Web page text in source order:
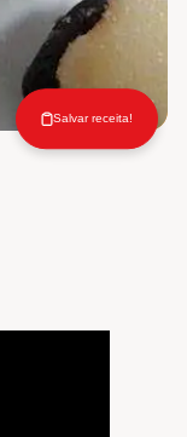
Salvar receita!